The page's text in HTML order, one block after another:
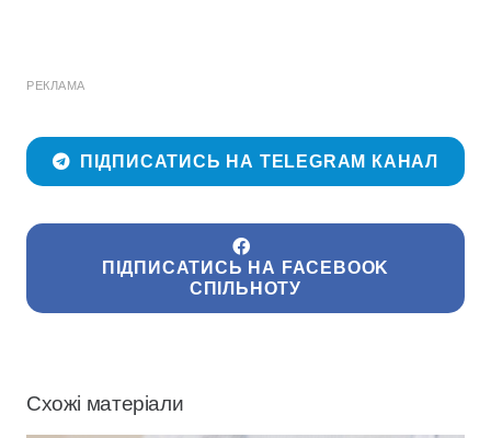
РЕКЛАМА
ПІДПИСАТИСЬ НА TELEGRAM КАНАЛ
ПІДПИСАТИСЬ НА FACEBOOK
СПІЛЬНОТУ
Схожі матеріали